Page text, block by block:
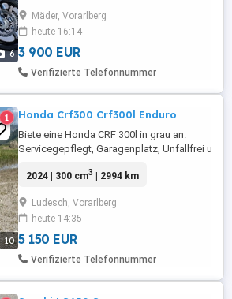
6
sind im Preis mit inkludiert.
Mäder, Vorarlberg
heute 16:14
3 900 EUR
Verifizierte Telefonnummer
10
1 Honda Crf300 Crf300l Enduro
Biete eine Honda CRF 300l in grau an.
Servicegepflegt, Garagenplatz, Unfallfrei und
2024 | 300 cm3 | 2994 km
Ludesch, Vorarlberg
heute 14:35
5 150 EUR
Verifizierte Telefonnummer